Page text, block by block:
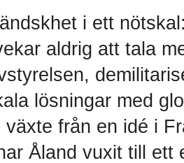
i ett
aldrig att tala
lösningar med
växte från en idé i
Åland vuxit till ett